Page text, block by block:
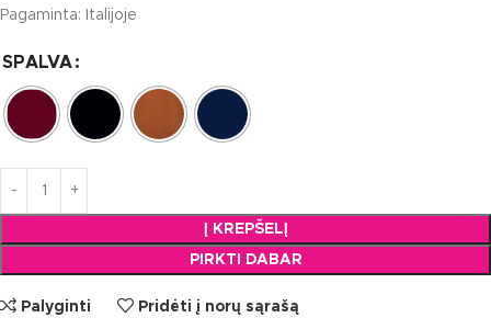
Pagaminta: Italijoje
SPALVA
Į KREPŠELĮ
PIRKTI DABAR
Palyginti Pridėti į norų sąrašą